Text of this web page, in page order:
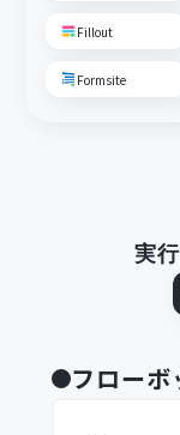
Fillout
Formsite
実
フローボ